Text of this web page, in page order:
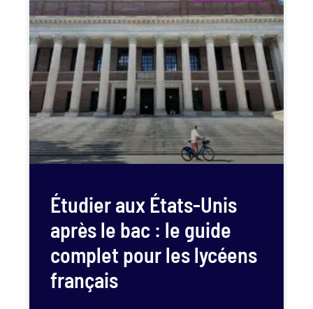
Étudier aux États-Unis
après le bac : le guide
complet pour les lycéens
français